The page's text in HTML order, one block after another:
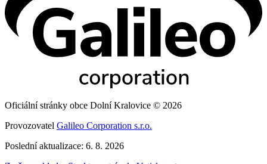
Oficiální stránky obce Dolní Kralovice © 2026
Provozovatel Galileo Corporation s.r.o.
Poslední aktualizace: 6. 8. 2026